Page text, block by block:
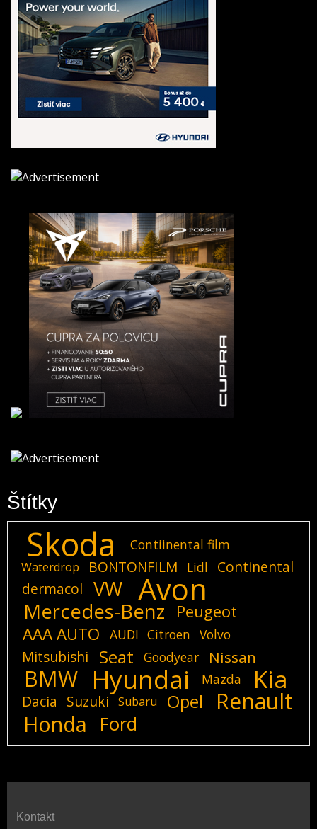
Štítky
Skoda Contiinental film
Waterdrop BONTONFILM Lidl
Continental
dermacol
VW Avon
Mercedes-Benz
Peugeot
AAA AUTO
AUDI Citroen Volvo
Mitsubishi Seat Goodyear Nissan
BMW Hyundai Mazda Kia
Dacia Suzuki Subaru Opel Renault
Honda Ford
Kontakt